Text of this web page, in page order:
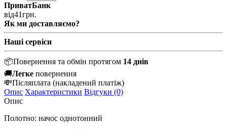
ПриватБанк
від41грн.
Як ми доставляємо?
Наші сервіси
📦Повернення та обмін протягом 14 днів
🚚Легке повернення
💸Післяплата (накладений платіж)
Опис Характеристики Відгуки (0)
Опис
Полотно: начос однотонний